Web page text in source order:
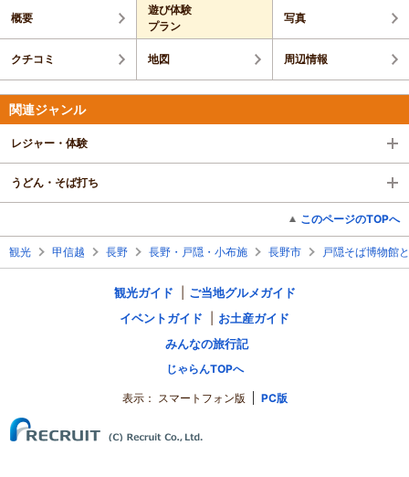
概要
遊び体験
プラン
写真
クチコミ 地図 周辺情報
関連ジャンル
レジャー・体験
うどん・そば打ち
このページのTOPへ
観光 甲信越 長野 長野・戸隠・小布施 長野市 戸隠そば博物館
観光ガイド
ご当地グルメガイド
イベントガイド
お土産ガイド
みんなの旅行記
じゃらんTOPへ
表示： スマートフォン版 PC版